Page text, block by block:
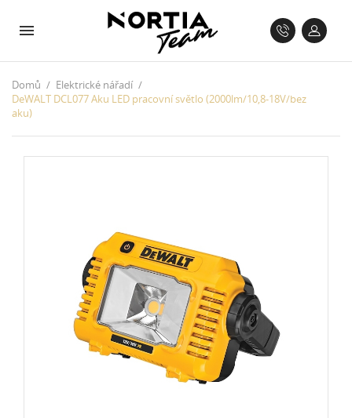
Domů
Elektrické nářadí
DeWALT DCL077 Aku LED pracovní světlo (2000lm/10,8-18V/bez
aku)